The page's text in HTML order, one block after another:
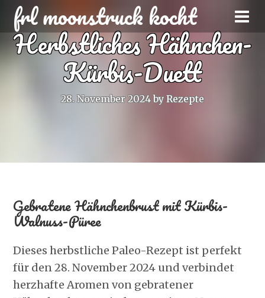
frl moonstruck kocht
Herbstliches Hähnchen-
Kürbis-Duett
28. November 2024 by Rezepte
Gebratene Hähnchenbrust mit Kürbis-
Walnuss-Püree
Dieses herbstliche Paleo-Rezept ist perfekt
für den 28. November 2024 und verbindet
herzhafte Aromen von gebratener